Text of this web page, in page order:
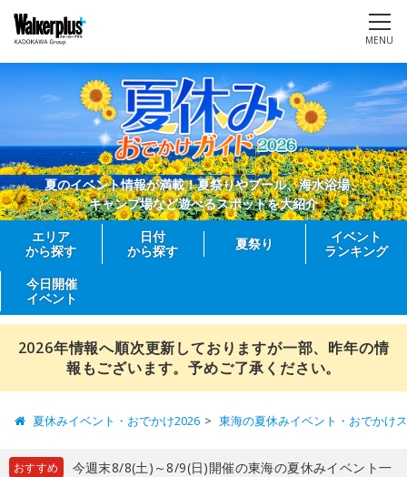
MENU
夏のイベント情報が満載！夏祭りやプール、海水浴場、
キャンプ場など遊べるスポットを大紹介
エリア
から探す
日付
から探す
夏祭り
イベント
ランキング
今日開催
イベント
2026年情報へ順次更新しておりますが一部、昨年の情
報もございます。予めご了承ください。
夏休みイベント・おでかけ2026 東海の夏休みイベント・おでかけ
おすすめ
今週末8/8(土)～8/9(日)開催の東海の夏休みイベント一